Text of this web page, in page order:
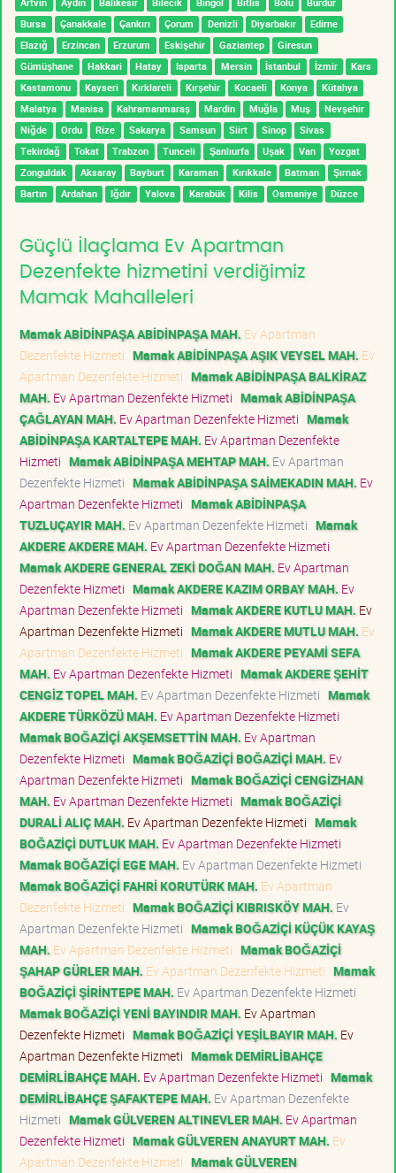
Bursa
Çanakkale Çankırı Çorum Denizli Diyarbakır
Edirne
Elazığ
Erzincan Erzurum Eskişehir Gaziantep
Giresun
Gümüşhane
Hakkari Hatay Isparta Mersin İstanbul İzmir
Kars
Kastamonu
Kayseri Kırklareli Kırşehir Kocaeli Konya
Kütahya
Malatya
Manisa Kahramanmaraş Mardin Muğla Muş
Nevşehir
Niğde
Ordu Rize Sakarya Samsun Siirt Sinop
Sivas
Tekirdağ
Tokat Trabzon Tunceli Şanlıurfa Uşak Van
Yozgat
Zonguldak
Aksaray Bayburt Karaman Kırıkkale Batman
Şırnak
Bartın
Ardahan Iğdır Yalova Karabük Kilis Osmaniye Düzce
Güçlü İlaçlama Ev Apartman
Dezenfekte hizmetini verdiğimiz
Mamak Mahalleleri
Mamak ABİDİNPAŞA ABİDİNPAŞA MAH. Ev Apartman
Dezenfekte Hizmeti Mamak ABİDİNPAŞA AŞIK VEYSEL MAH. Ev
Apartman Dezenfekte Hizmeti Mamak ABİDİNPAŞA BALKİRAZ
MAH. Ev Apartman Dezenfekte Hizmeti Mamak ABİDİNPAŞA
ÇAĞLAYAN MAH. Ev Apartman Dezenfekte Hizmeti Mamak
ABİDİNPAŞA KARTALTEPE MAH. Ev Apartman Dezenfekte
Hizmeti Mamak ABİDİNPAŞA MEHTAP MAH. Ev Apartman
Dezenfekte Hizmeti Mamak ABİDİNPAŞA SAİMEKADIN MAH. Ev
Apartman Dezenfekte Hizmeti Mamak ABİDİNPAŞA
TUZLUÇAYIR MAH. Ev Apartman Dezenfekte Hizmeti Mamak
AKDERE AKDERE MAH. Ev Apartman Dezenfekte Hizmeti
Mamak AKDERE GENERAL ZEKİ DOĞAN MAH. Ev Apartman
Dezenfekte Hizmeti Mamak AKDERE KAZIM ORBAY MAH. Ev
Apartman Dezenfekte Hizmeti Mamak AKDERE KUTLU MAH. Ev
Apartman Dezenfekte Hizmeti Mamak AKDERE MUTLU MAH. Ev
Apartman Dezenfekte Hizmeti Mamak AKDERE PEYAMİ SEFA
MAH. Ev Apartman Dezenfekte Hizmeti Mamak AKDERE ŞEHİT
CENGİZ TOPEL MAH. Ev Apartman Dezenfekte Hizmeti Mamak
AKDERE TÜRKÖZÜ MAH. Ev Apartman Dezenfekte Hizmeti
Mamak BOĞAZİÇİ AKŞEMSETTİN MAH. Ev Apartman
Dezenfekte Hizmeti Mamak BOĞAZİÇİ BOĞAZİÇİ MAH. Ev
Apartman Dezenfekte Hizmeti Mamak BOĞAZİÇİ CENGİZHAN
MAH. Ev Apartman Dezenfekte Hizmeti Mamak BOĞAZİÇİ
DURALİ ALIÇ MAH. Ev Apartman Dezenfekte Hizmeti Mamak
BOĞAZİÇİ DUTLUK MAH. Ev Apartman Dezenfekte Hizmeti
Mamak BOĞAZİÇİ EGE MAH. Ev Apartman Dezenfekte Hizmeti
Mamak BOĞAZİÇİ FAHRİ KORUTÜRK MAH. Ev Apartman
Dezenfekte Hizmeti Mamak BOĞAZİÇİ KIBRISKÖY MAH. Ev
Apartman Dezenfekte Hizmeti Mamak BOĞAZİÇİ KÜÇÜK KAYAŞ
MAH. Ev Apartman Dezenfekte Hizmeti Mamak BOĞAZİÇİ
ŞAHAP GÜRLER MAH. Ev Apartman Dezenfekte Hizmeti Mamak
BOĞAZİÇİ ŞİRİNTEPE MAH. Ev Apartman Dezenfekte Hizmeti
Mamak BOĞAZİÇİ YENİ BAYINDIR MAH. Ev Apartman
Dezenfekte Hizmeti Mamak BOĞAZİÇİ YEŞİLBAYIR MAH. Ev
Apartman Dezenfekte Hizmeti Mamak DEMİRLİBAHÇE
DEMİRLİBAHÇE MAH. Ev Apartman Dezenfekte Hizmeti Mamak
DEMİRLİBAHÇE ŞAFAKTEPE MAH. Ev Apartman Dezenfekte
Hizmeti Mamak GÜLVEREN ALTINEVLER MAH. Ev Apartman
Dezenfekte Hizmeti Mamak GÜLVEREN ANAYURT MAH. Ev
Apartman Dezenfekte Hizmeti Mamak GÜLVEREN